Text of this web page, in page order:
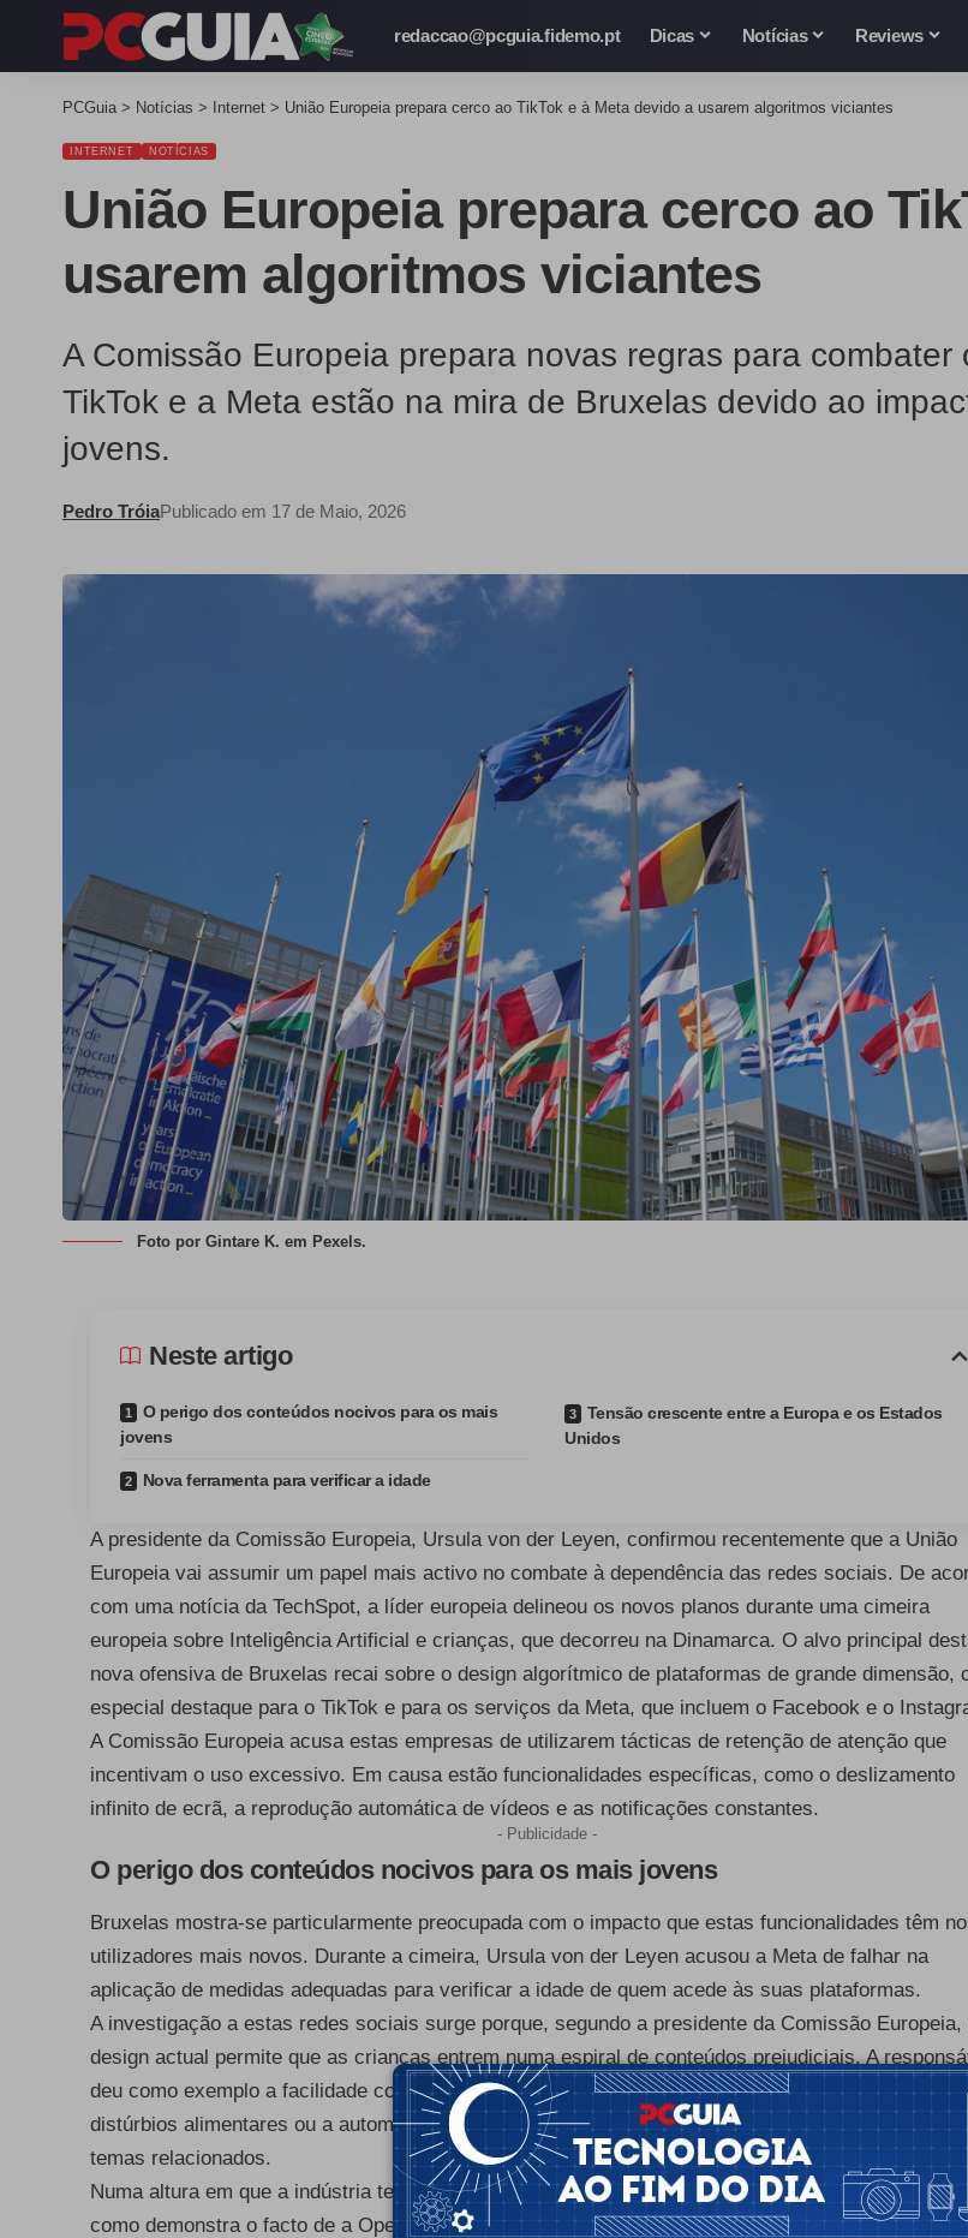
redaccao@pcguia.fidemo.pt Dicas Notícias Reviews
PCGuia > Notícias > Internet > União Europeia prepara cerco ao TikTok e à Meta devido a usarem algoritmos viciantes
INTERNET NOTÍCIAS
União Europeia prepara cerco ao
usarem algoritmos viciantes
A Comissão Europeia prepara novas regras para
TikTok e a Meta estão na mira de Bruxelas devido ao
jovens.
Pedro TróiaPublicado em 17 de Maio, 2026
Foto por Gintare K. em Pexels.
Neste artigo
O perigo dos conteúdos nocivos para os mais
jovens
Nova ferramenta para verificar a idade
Tensão crescente entre a Europa e os Estados
Unidos
A presidente da Comissão Europeia, Ursula von der Leyen, confirmou recentemente que a União
Europeia vai assumir um papel mais activo no combate à dependência das redes sociais. De
com uma notícia da TechSpot, a líder europeia delineou os novos planos durante uma cimeira
europeia sobre Inteligência Artificial e crianças, que decorreu na Dinamarca. O alvo principal
nova ofensiva de Bruxelas recai sobre o design algorítmico de plataformas de grande dimensão,
especial destaque para o TikTok e para os serviços da Meta, que incluem o Facebook e o
A Comissão Europeia acusa estas empresas de utilizarem tácticas de retenção de atenção que
incentivam o uso excessivo. Em causa estão funcionalidades específicas, como o deslizamento
infinito de ecrã, a reprodução automática de vídeos e as notificações constantes.
- Publicidade -
O perigo dos conteúdos nocivos para os mais jovens
Bruxelas mostra-se particularmente preocupada com o impacto que estas funcionalidades têm
utilizadores mais novos. Durante a cimeira, Ursula von der Leyen acusou a Meta de falhar na
aplicação de medidas adequadas para verificar a idade de quem acede às suas plataformas.
A investigação a estas redes sociais surge porque, segundo a presidente da Comissão Europeia,
design actual permite que as crianças entrem numa espiral de conteúdos prejudiciais. A
deu como exemplo a facilidade com que os algoritmos começam a mostrar vídeos que
distúrbios alimentares ou a automutilação, assim que o utilizador demonstra um ligeiro interesse
temas relacionados.
Numa altura em que a indústria tecnológica continua a apostar em formatos altamente imersivos,
como demonstra o facto de a OpenAI ir lançar uma aplicação semelhante ao TikTok, composta